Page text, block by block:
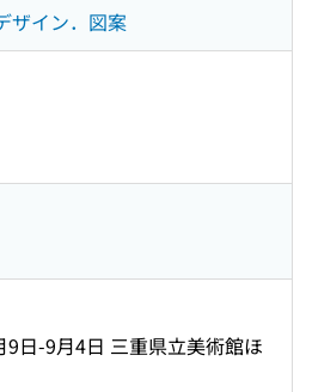
ザイン．図案
日-9月4日 三重県立美術館ほ